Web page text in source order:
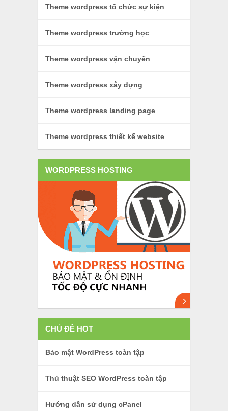
Theme wordpress tổ chức sự kiện
Theme wordpress trường học
Theme wordpress vận chuyển
Theme wordpress xây dựng
Theme wordpress landing page
Theme wordpress thiết kế website
WORDPRESS HOSTING
CHỦ ĐỀ HOT
Bảo mật WordPress toàn tập
Thủ thuật SEO WordPress toàn tập
Hướng dẫn sử dụng cPanel